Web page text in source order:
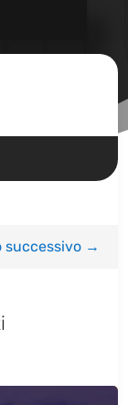
successivo→